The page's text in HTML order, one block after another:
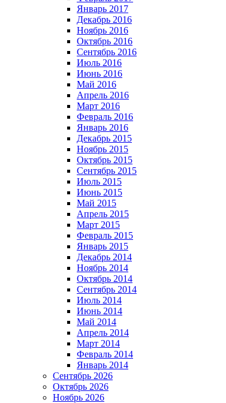
Январь 2017
Декабрь 2016
Ноябрь 2016
Октябрь 2016
Сентябрь 2016
Июль 2016
Июнь 2016
Май 2016
Апрель 2016
Март 2016
Февраль 2016
Январь 2016
Декабрь 2015
Ноябрь 2015
Октябрь 2015
Сентябрь 2015
Июль 2015
Июнь 2015
Май 2015
Апрель 2015
Март 2015
Февраль 2015
Январь 2015
Декабрь 2014
Ноябрь 2014
Октябрь 2014
Сентябрь 2014
Июль 2014
Июнь 2014
Май 2014
Апрель 2014
Март 2014
Февраль 2014
Январь 2014
Сентябрь 2026
Октябрь 2026
Ноябрь 2026